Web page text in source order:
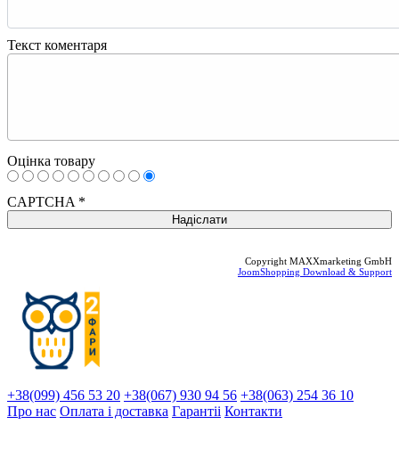
Текст коментаря
Оцінка товару
CAPTCHA *
Copyright MAXXmarketing GmbH
JoomShopping Download & Support
+38(099) 456 53 20 +38(067) 930 94 56 +38(063) 254 36 10
Про нас Оплата і доставка Гарантіi Контакти